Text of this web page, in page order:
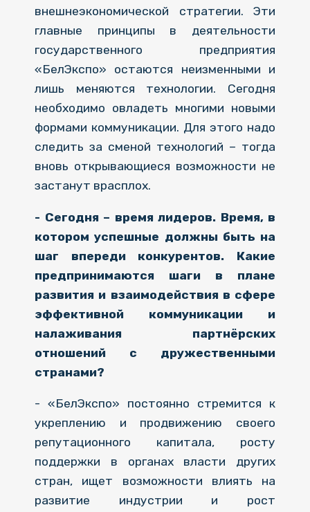
внешнеэкономической стратегии. Эти
главные принципы в деятельности
государственного предприятия
«БелЭкспо» остаются неизменными и
лишь меняются технологии. Сегодня
необходимо овладеть многими новыми
формами коммуникации. Для этого надо
следить за сменой технологий – тогда
вновь открывающиеся возможности не
застанут врасплох.
- Сегодня – время лидеров. Время, в
котором успешные должны быть на
шаг впереди конкурентов. Какие
предпринимаются шаги в плане
развития и взаимодействия в сфере
эффективной коммуникации и
налаживания партнёрских
отношений с дружественными
странами?
- «БелЭкспо» постоянно стремится к
укреплению и продвижению своего
репутационного капитала, росту
поддержки в органах власти других
стран, ищет возможности влиять на
развитие индустрии и рост